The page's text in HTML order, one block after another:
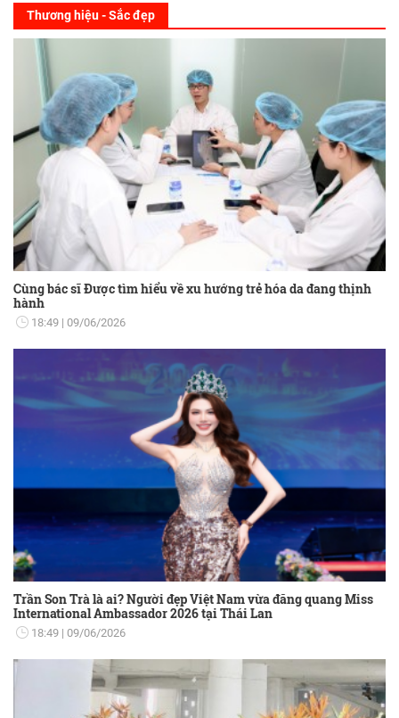
Thương hiệu - Sắc đẹp
Cùng bác sĩ Được tìm hiểu về xu hướng trẻ hóa da đang thịnh
hành
18:49 09/06/2026
Trần Son Trà là ai? Người đẹp Việt Nam vừa đăng quang Miss
International Ambassador 2026 tại Thái Lan
18:49 09/06/2026